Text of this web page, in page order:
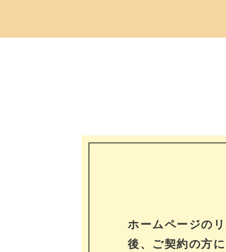
ホームページの
後、ご契約の方に